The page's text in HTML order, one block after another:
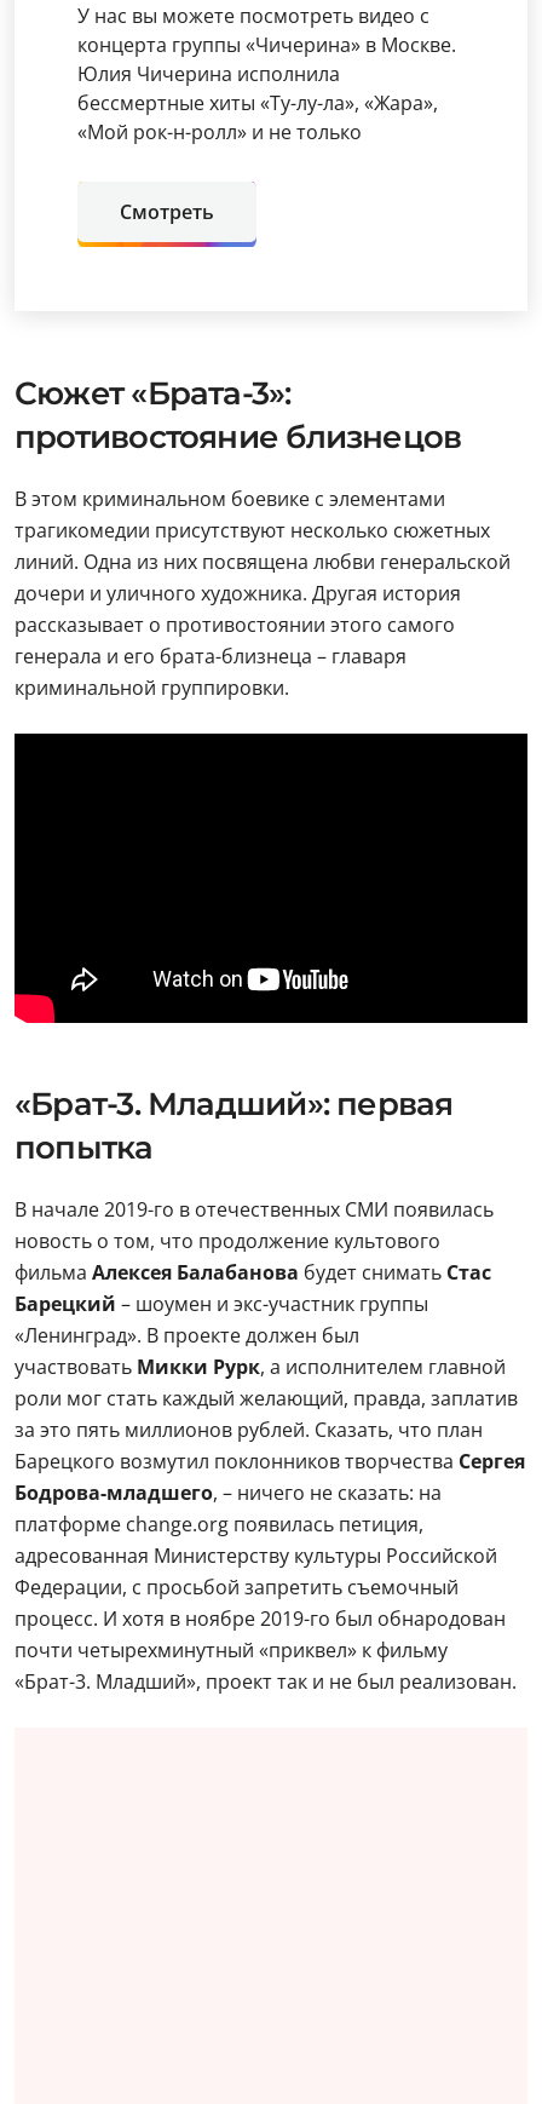
У нас вы можете посмотреть видео с
концерта группы «Чичерина» в Москве.
Юлия Чичерина исполнила
бессмертные хиты «Ту-лу-ла», «Жара»,
«Мой рок-н-ролл» и не только
Смотреть
Сюжет «Брата-3»:
противостояние близнецов
В этом криминальном боевике с элементами
трагикомедии присутствуют несколько сюжетных
линий. Одна из них посвящена любви генеральской
дочери и уличного художника. Другая история
рассказывает о противостоянии этого самого
генерала и его брата-близнеца – главаря
криминальной группировки.
«Брат-3. Младший»: первая
попытка
В начале 2019-го в отечественных СМИ появилась
новость о том, что продолжение культового
фильма Алексея Балабанова будет снимать Стас
Барецкий – шоумен и экс-участник группы
«Ленинград». В проекте должен был
участвовать Микки Рурк, а исполнителем главной
роли мог стать каждый желающий, правда, заплатив
за это пять миллионов рублей. Сказать, что план
Барецкого возмутил поклонников творчества Сергея
Бодрова-младшего, – ничего не сказать: на
платформе change.org появилась петиция,
адресованная Министерству культуры Российской
Федерации, с просьбой запретить съемочный
процесс. И хотя в ноябре 2019-го был обнародован
почти четырехминутный «приквел» к фильму
«Брат-3. Младший», проект так и не был реализован.